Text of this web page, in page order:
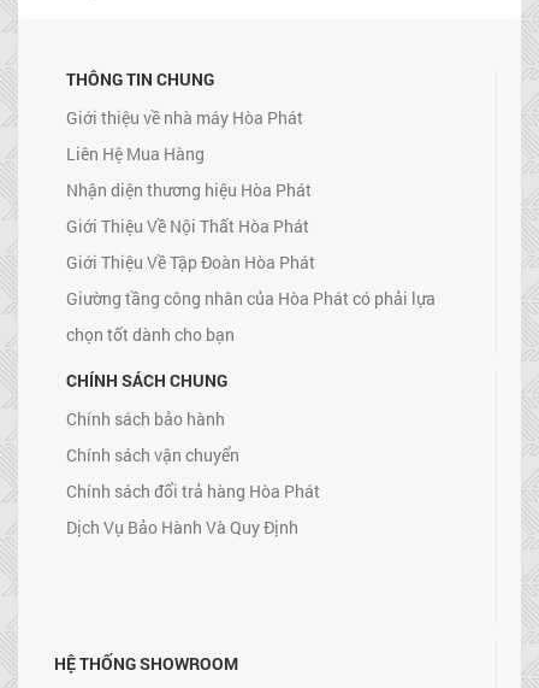
THÔNG TIN CHUNG
Giới thiệu về nhà máy Hòa Phát
Liên Hệ Mua Hàng
Nhận diện thương hiệu Hòa Phát
Giới Thiệu Về Nội Thất Hòa Phát
Giới Thiệu Về Tập Đoàn Hòa Phát
Giường tầng công nhân của Hòa Phát có phải lựa
chọn tốt dành cho bạn
CHÍNH SÁCH CHUNG
Chính sách bảo hành
Chính sách vận chuyển
Chính sách đổi trả hàng Hòa Phát
Dịch Vụ Bảo Hành Và Quy Định
HỆ THỐNG SHOWROOM